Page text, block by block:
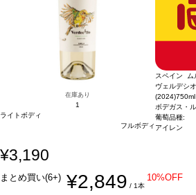
在庫あり
1
ライトボディ
フルボディ
スペイン ム
ヴェルデシ
(2024)750ml
ボデガス・
葡萄品種:
アイレン
¥3,190
まとめ買い(6+) ¥2,849 / 1本
10%OFF